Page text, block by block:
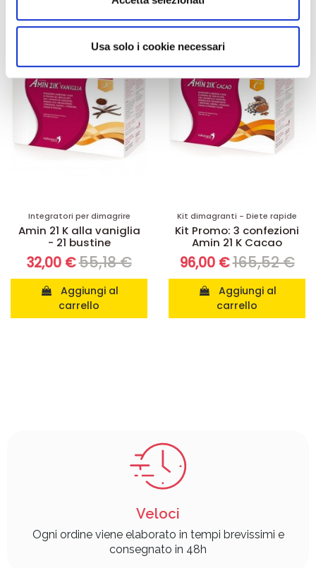
analizzare il nostro traffico. Condividiamo inoltre
informazioni sul modo in cui utilizza il nostro sito con i
nostri partner che si occupano di analisi dei dati web,
pubblicità e social media, i quali potrebbero combinarle
con altre informazioni che ha fornito loro o che hanno
raccolto dal suo utilizzo dei loro servizi.
Usa solo i cookie necessari
Integratori per dimagrire
Amin 21 K alla vaniglia
- 21 bustine
32,00 €55,18 €
carrello
-42%
Kit dimagranti - Diete rapide
Kit Promo: 3 confezioni
Amin 21 K Cacao
96,00 €165,52 €
carrello
-42%
Veloci
Ogni ordine viene elaborato in tempi brevissimi e
consegnato in 48h